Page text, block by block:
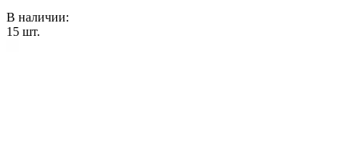
В наличии:
15 шт.